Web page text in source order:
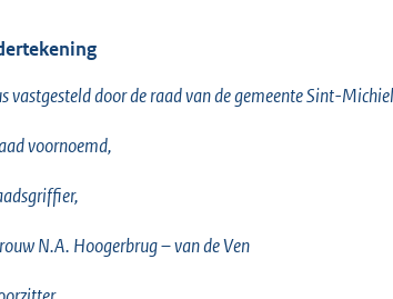
vastgesteld door de raad van de gemeente Sint-
voornoemd,
N.A. Hoogerbrug – van de Ven